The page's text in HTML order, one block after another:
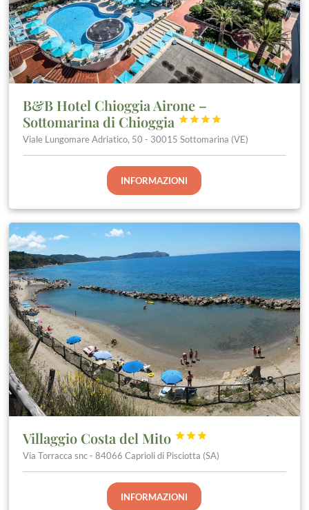
B&B Hotel Chioggia Airone –
Sottomarina di Chioggia




Viale Lungomare Adriatico, 50 - 30015 Sottomarina (VE)
INFORMAZIONI
Villaggio Costa del Mito 


Via Torracca snc - 84066 Caprioli di Pisciotta (SA)
INFORMAZIONI